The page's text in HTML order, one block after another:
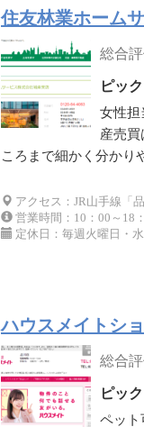
住友林業ホーム
総合評
ピッ
女性担
産売買
ころまで細かく分か
アクセス：JR山手線「
営業時間：10：00～18
定休日：毎週火曜日・
ハウスメイトシ
総合評
ピッ
ペット